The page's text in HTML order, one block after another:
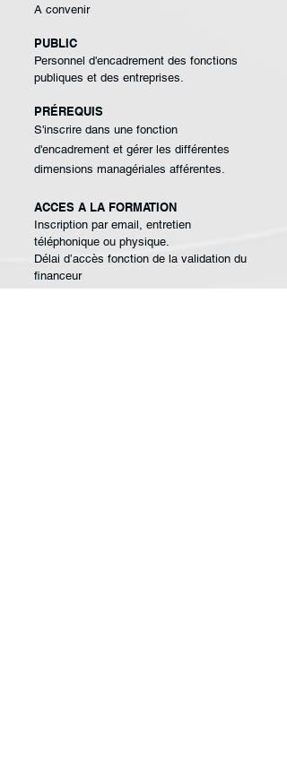
A convenir
PUBLIC
Personnel d'encadrement des fonctions
publiques et des entreprises.
PRÉREQUIS
S'inscrire dans une fonction
d'encadrement et gérer les différentes
dimensions managériales afférentes.
ACCES A LA FORMATION
Inscription par email, entretien
téléphonique ou physique.
Délai d’accès fonction de la validation du
financeur